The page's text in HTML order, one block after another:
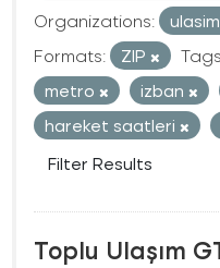
Organizations:
Formats:
ZIP
metro
izban
hareket saatleri
Filter Results
Toplu Ulaşım